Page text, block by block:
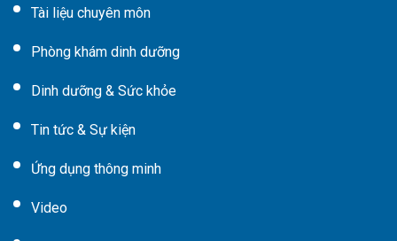
Tài liệu chuyên môn
Phòng khám dinh dưỡng
Dinh dưỡng & Sức khỏe
Tin tức & Sự kiện
Ứng dụng thông minh
Video